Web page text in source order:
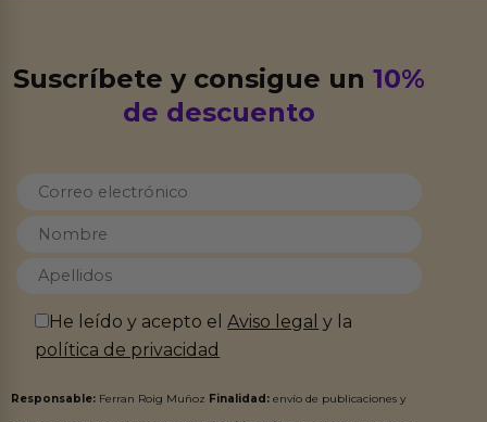
Suscríbete y consigue un10%
de descuento
He leído y acepto elAviso legal y la
política de privacidad
Responsable: Ferran Roig Muñoz Finalidad: envío de publicaciones y